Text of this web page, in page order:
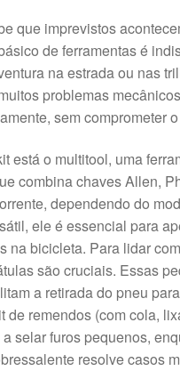
que imprevistos
de ferramentas é
na estrada ou nas
problemas
sem comprometer
está o multitool, uma
combina chaves Allen,
dependendo do
ele é essencial para
na bicicleta. Para lidar
são cruciais. Essas
a retirada do pneu
de remendos (com cola,
selar furos pequenos,
resolve casos